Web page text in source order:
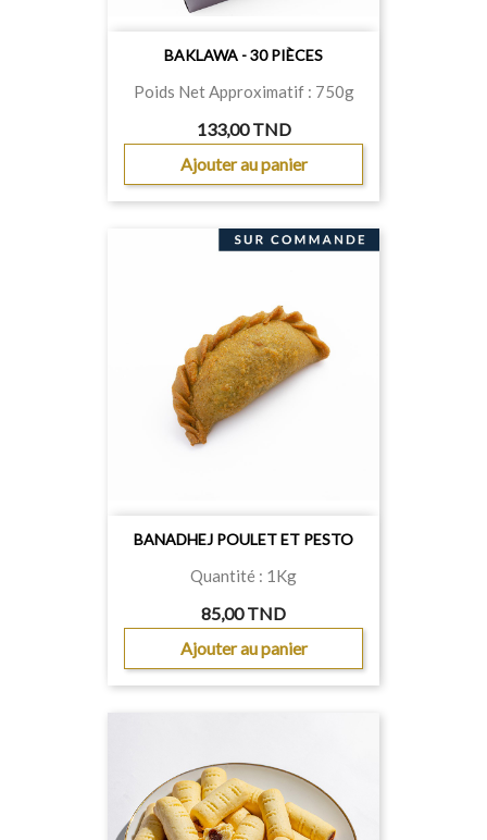
BAKLAWA - 30 PIÈCES
Poids Net Approximatif : 750g
133,00 TND
Ajouter au panier
BANADHEJ POULET ET PESTO
Quantité : 1Kg
85,00 TND
Ajouter au panier